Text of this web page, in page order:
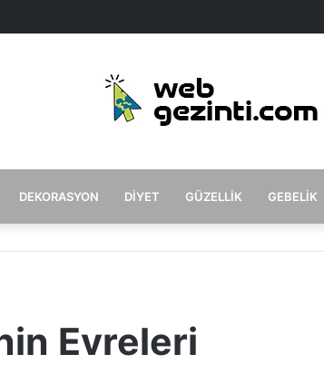
DEKORASYON DIYET GÜZELLIK GEBELIK
Evreleri